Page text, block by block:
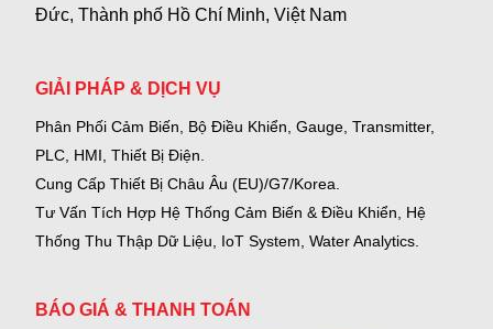
Đức, Thành phố Hồ Chí Minh, Việt Nam
GIẢI PHÁP & DỊCH VỤ
Phân Phối Cảm Biến, Bộ Điều Khiển, Gauge, Transmitter,
PLC, HMI, Thiết Bị Điện.
Cung Cấp Thiết Bị Châu Âu (EU)/G7/Korea.
Tư Vấn Tích Hợp Hệ Thống Cảm Biến & Điều Khiển, Hệ
Thống Thu Thập Dữ Liệu, IoT System, Water Analytics.
BÁO GIÁ & THANH TOÁN